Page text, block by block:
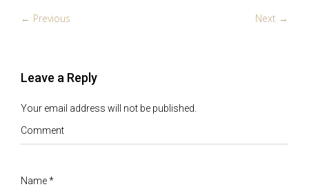
← Previous Next →
Leave a Reply
Your email address will not be published.
Comment
Name*